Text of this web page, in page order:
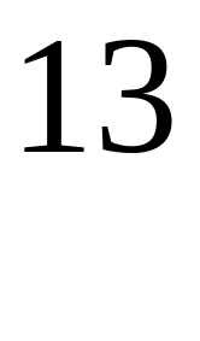
13